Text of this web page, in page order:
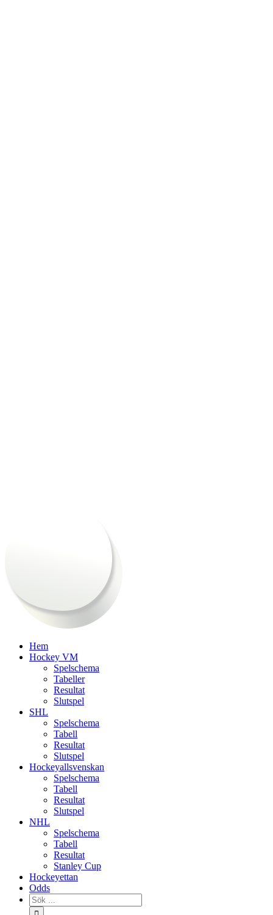
Hem
Hockey VM
Spelschema
Tabeller
Resultat
Slutspel
SHL
Spelschema
Tabell
Resultat
Slutspel
Hockeyallsvenskan
Spelschema
Tabell
Resultat
Slutspel
NHL
Spelschema
Tabell
Resultat
Stanley Cup
Hockeyettan
Odds
Sök
efter: